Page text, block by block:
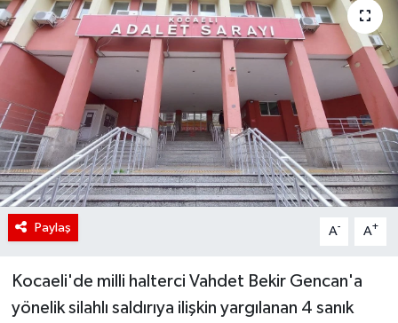
Paylaş A- A+
Kocaeli'de milli halterci Vahdet Bekir Gencan'a
yönelik silahlı saldırıya ilişkin yargılanan 4 sanık